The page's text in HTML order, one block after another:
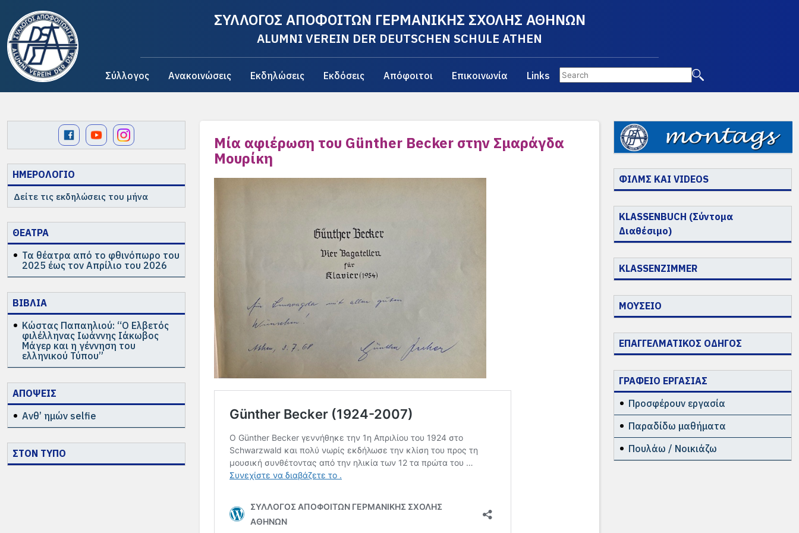
ΣΥΛΛΟΓΟΣ ΑΠΟΦΟΙΤΩΝ ΓΕΡΜΑΝΙΚΗΣ ΣΧΟΛΗΣ ΑΘΗΝΩΝ
ALUMNI VEREIN DER DEUTSCHEN SCHULE ATHEN
Σύλλογος Ανακοινώσεις Εκδηλώσεις Εκδόσεις Απόφοιτοι Επικοινωνία Links
ΗΜΕΡΟΛΟΓΙΟ
Δείτε τις εκδηλώσεις του μήνα
ΘΕΑΤΡΑ
Τα θέατρα από το φθινόπωρο του
2025 έως τον Απρίλιο του 2026
ΒΙΒΛΙΑ
Κώστας Παπαηλιού: “Ο Ελβετός
φιλέλληνας Ιωάννης Ιάκωβος
Μάγερ και η γέννηση του
ελληνικού Τύπου”
ΑΠΟΨΕΙΣ
Ανθ’ ημών selfie
ΣΤΟΝ ΤΥΠΟ
Μία αφιέρωση του Günther Becker στην Σμαράγδα
Μουρίκη
ΦΙΛΜΣ ΚΑΙ VIDEOS
KLASSENBUCH (Σύντομα
Διαθέσιμο)
KLASSENZIMMER
ΜΟΥΣΕΙΟ
ΕΠΑΓΓΕΛΜΑΤΙΚΟΣ ΟΔΗΓΟΣ
ΓΡΑΦΕΙΟ ΕΡΓΑΣΙΑΣ
Προσφέρουν εργασία
Παραδίδω μαθήματα
Πουλάω / Νοικιάζω